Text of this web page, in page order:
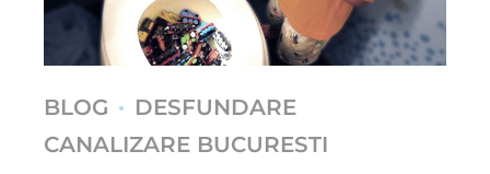
BLOG
DESFUNDARE
CANALIZARE BUCURESTI